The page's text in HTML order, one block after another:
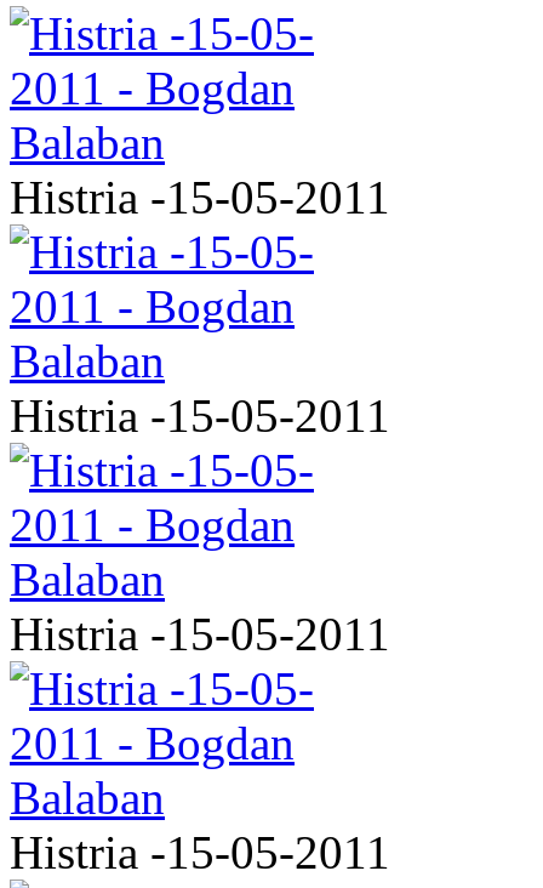
Histria -15-05-2011
Histria -15-05-2011
Histria -15-05-2011
Histria -15-05-2011